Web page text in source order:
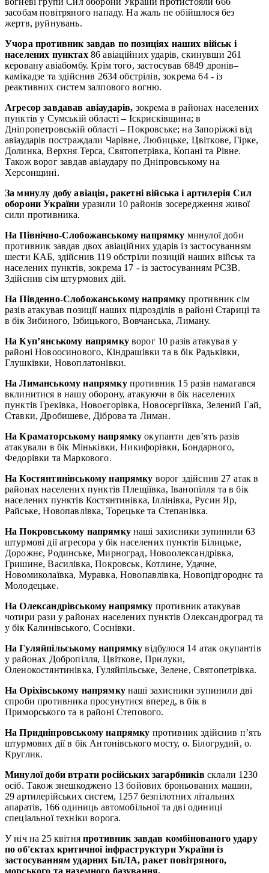
засобам повітряного нападу. На жаль не обійшлося без
жертв, руйнувань.
Учора противник завдав по позиціях наших військ і
населених пунктах 86 авіаційних ударів, скинувши 261
керовану авіабомбу. Крім того, застосував 6849 дронів–
камікадзе та здійснив 2634 обстрілів, зокрема 64 - із
реактивних систем залпового вогню.
Агресор завдавав авіаударів, зокрема в районах населених
пунктів у Сумській області – Іскрисківщина; в
Дніпропетровській області – Покровське; на Запоріжжі від
авіаударів постраждали Чарівне, Любицьке, Цвіткове, Гірке,
Долинка, Верхня Терса, Святопетрівка, Копані та Рівне.
Також ворог завдав авіаудару по Дніпровському на
Херсонщині.
За минулу добу авіація, ракетні війська і артилерія Сил
оборони України уразили 10 районів зосередження живої
сили противника.
На Північно-Слобожанському напрямку минулої доби
противник завдав двох авіаційних ударів із застосуванням
шести КАБ, здійснив 119 обстріли позицій наших військ та
населених пунктів, зокрема 17 - із застосуванням РСЗВ.
Здійснив сім штурмових дій.
На Південно-Слобожанському напрямку противник сім
разів атакував позиції наших підрозділів в районі Стариці та
в бік Зибиного, Ізбицького, Вовчанська, Лиману.
На Куп’янському напрямку ворог 10 разів атакував у
районі Новоосинового, Кіндрашівки та в бік Радьківки,
Глушківки, Новоплатонівки.
На Лиманському напрямку противник 15 разів намагався
вклинитися в нашу оборону, атакуючи в бік населених
пунктів Греківка, Новоєгорівка, Новосергіївка, Зелений Гай,
Ставки, Дробишеве, Діброва та Лиман.
На Краматорському напрямку окупанти дев’ять разів
атакували в бік Міньківки, Никифорівки, Бондарного,
Федорівки та Маркового.
На Костянтинівському напрямку ворог здійснив 27 атак в
районах населених пунктів Плещіївка, Іванопілля та в бік
населених пунктів Костянтинівка, Іллінівка, Русин Яр,
Райське, Новопавлівка, Торецьке та Степанівка.
На Покровському напрямкунаші захисники зупинили 63
штурмові дії агресора у бік населених пунктів Білицьке,
Дорожнє, Родинське, Мирноград, Новоолександрівка,
Гришине, Василівка, Покровськ, Котлине, Удачне,
Новомиколаївка, Муравка, Новопавлівка, Новопідгороднє та
Молодецьке.
На Олександрівському напрямку противник атакував
чотири рази у районах населених пунктів Олександроград та
у бік Калинівського, Соснівки.
На Гуляйпільському напрямку відбулося 14 атак окупантів
у районах Добропілля, Цвіткове, Прилуки,
Оленокостянтинівка, Гуляйпільське, Зелене, Святопетрівка.
На Оріхівському напрямкунаші захисники зупинили дві
спроби противника просунутися вперед, в бік в
Приморського та в районі Степового.
На Придніпровському напрямку противник здійснив п’ять
штурмових дії в бік Антонівського мосту, о. Білогрудий, о.
Круглик.
Минулої доби втрати російських загарбниківсклали 1230
осіб. Також знешкоджено 13 бойових броньованих машин,
29 артилерійських систем, 1257 безпілотних літальних
апаратів, 166 одиниць автомобільної та дві одиниці
спеціальної техніки ворога.
У ніч на 25 квітняпротивник завдав комбінованого удару
по об'єктах критичної інфраструктури України із
застосуванням ударних БпЛА, ракет повітряного,
морського та наземного базування.